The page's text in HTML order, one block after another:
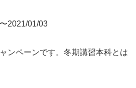
2021/01/03
ンペーンです。冬期講習本科とは